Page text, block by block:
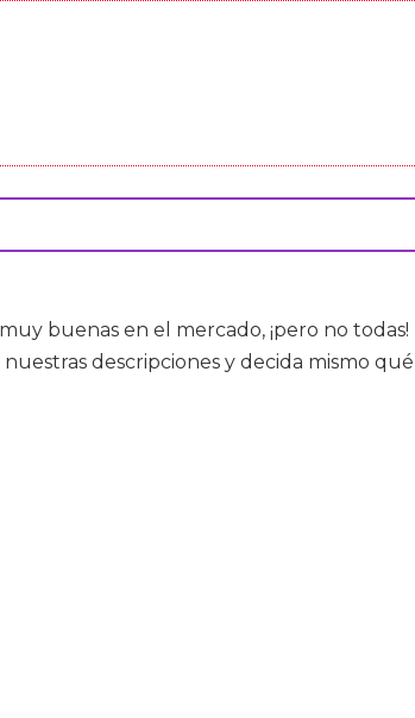
buenas en el mercado, ¡pero no
descripciones y decida mismo